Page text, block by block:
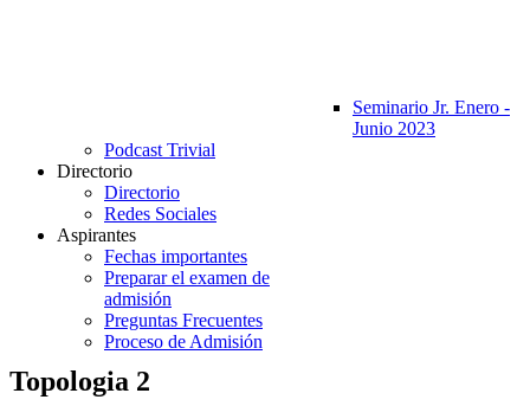
Seminario Jr. Enero -
Junio 2023
Podcast Trivial
Directorio
Directorio
Redes Sociales
Aspirantes
Fechas importantes
Preparar el examen de
admisión
Preguntas Frecuentes
Proceso de Admisión
Topologia 2